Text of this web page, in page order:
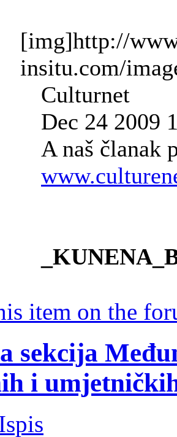
[img]http://
insitu.com/
Culturnet
Dec 24 2009
A naš članak
item on the
sekcija
i